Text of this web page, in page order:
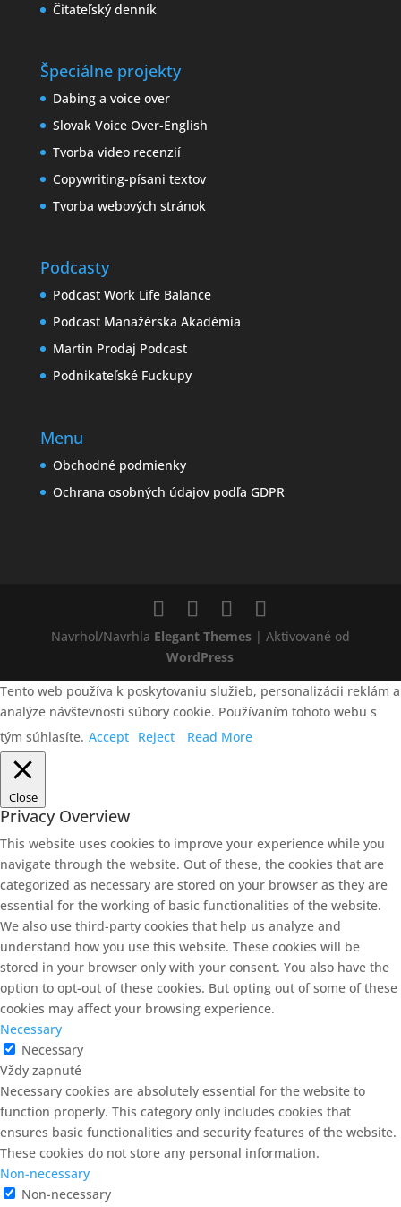
Čitateľský denník
Špeciálne projekty
Dabing a voice over
Slovak Voice Over-English
Tvorba video recenzií
Copywriting-písani textov
Tvorba webových stránok
Podcasty
Podcast Work Life Balance
Podcast Manažérska Akadémia
Martin Prodaj Podcast
Podnikateľské Fuckupy
Menu
Obchodné podmienky
Ochrana osobných údajov podľa GDPR
Navrhol/Navrhla Elegant Themes| Aktivované od
WordPress
Tento web používa k poskytovaniu služieb, personalizácii reklám a
analýze návštevnosti súbory cookie. Používaním tohoto webu s
tým súhlasíte. Accept Reject Read More
Close
Privacy Overview
This website uses cookies to improve your experience while you
navigate through the website. Out of these, the cookies that are
categorized as necessary are stored on your browser as they are
essential for the working of basic functionalities of the website.
We also use third-party cookies that help us analyze and
understand how you use this website. These cookies will be
stored in your browser only with your consent. You also have the
option to opt-out of these cookies. But opting out of some of these
cookies may affect your browsing experience.
Necessary
Necessary
Vždy zapnuté
Necessary cookies are absolutely essential for the website to
function properly. This category only includes cookies that
ensures basic functionalities and security features of the website.
These cookies do not store any personal information.
Non-necessary
Non-necessary